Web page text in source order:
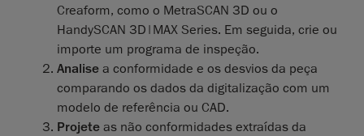
Creaform, como o MetraSCAN 3D ou o
HandySCAN 3D|MAX Series. Em seguida, crie ou
importe um programa de inspeção.
Analise a conformidade e os desvios da peça
comparando os dados da digitalização com um
modelo de referência ou CAD.
Projete as não conformidades extraídas da